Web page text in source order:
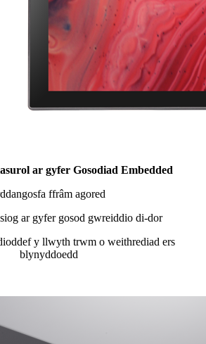
ar gyfer Gosodiad Embedded
ffrâm agored
ar gyfer gosod gwreiddio di-dor
y llwyth trwm o weithrediad ers
blynyddoedd